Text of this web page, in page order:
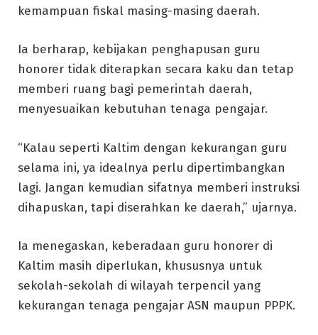
kemampuan fiskal masing-masing daerah.
Ia berharap, kebijakan penghapusan guru
honorer tidak diterapkan secara kaku dan tetap
memberi ruang bagi pemerintah daerah,
menyesuaikan kebutuhan tenaga pengajar.
“Kalau seperti Kaltim dengan kekurangan guru
selama ini, ya idealnya perlu dipertimbangkan
lagi. Jangan kemudian sifatnya memberi instruksi
dihapuskan, tapi diserahkan ke daerah,” ujarnya.
Ia menegaskan, keberadaan guru honorer di
Kaltim masih diperlukan, khususnya untuk
sekolah-sekolah di wilayah terpencil yang
kekurangan tenaga pengajar ASN maupun PPPK.